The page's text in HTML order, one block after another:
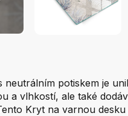
potiskem je
a vlhkostí, ale také
Kryt na varnou